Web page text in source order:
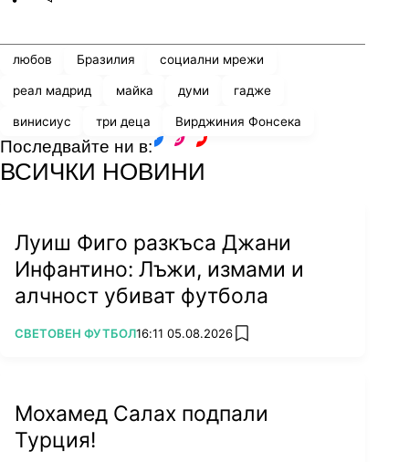
любов Бразилия социални мрежи
реал мадрид майка думи гадже
винисиус три деца Вирджиния Фонсека
Последвайте ни в:
ВСИЧКИ НОВИНИ
Луиш Фиго разкъса Джани
Инфантино: Лъжи, измами и
алчност убиват футбола
ПОВЕЧЕ ОТ
СВЕТОВЕН ФУТБОЛ16:11 05.08.2026 add favorites
Мохамед Салах подпали
Турция!